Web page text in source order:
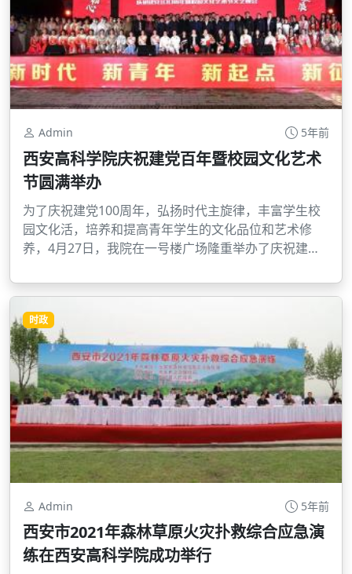
Admin 5年前
西安高科学院庆祝建党百年暨校园文化艺术
节圆满举办
为了庆祝建党100周年，弘扬时代主旋律，丰富学生校
园文化活，培养和提高青年学生的文化品位和艺术修
养，4月27日，我院在一号楼广场隆重举办了庆祝建党
全校师生参加了此次活动。
时政
Admin 5年前
西安市2021年森林草原火灾扑救综合应急演
练在西安高科学院成功举行